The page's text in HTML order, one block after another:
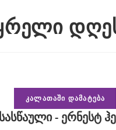
ᲙᲐᲚᲐᲗᲐᲨᲘ ᲓᲐᲛᲐᲢᲔᲑᲐ
- ერნესტ